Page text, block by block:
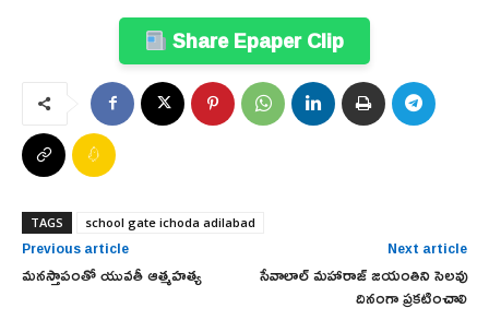
Share Epaper Clip
TAGS school gate ichoda adilabad
Previous article
మనస్తాపంతో యువతీ ఆత్మహత్య
Next article
సేవాలాల్ మహారాజ్ జయంతిని సెలవు
దినంగా ప్రకటించాలి